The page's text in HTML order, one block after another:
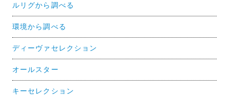
ルリグから調べる
環境から調べる
ディーヴァセレクション
オールスター
キーセレクション